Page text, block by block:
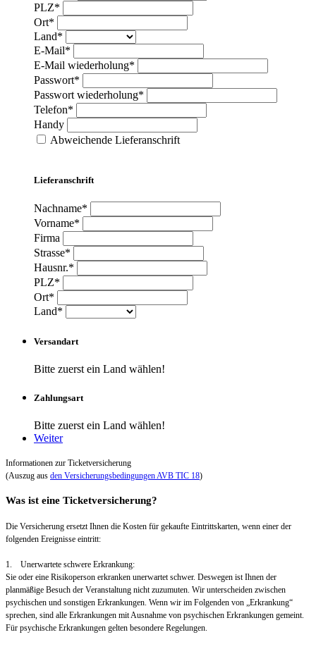
PLZ*
Ort*
Land*
E-Mail*
E-Mail wiederholung*
Passwort*
Passwort wiederholung*
Telefon*
Handy
Abweichende Lieferanschrift
Lieferanschrift
Nachname*
Vorname*
Firma
Strasse*
Hausnr.*
PLZ*
Ort*
Land*
Versandart
Bitte zuerst ein Land wählen!
Zahlungsart
Bitte zuerst ein Land wählen!
Weiter
Informationen zur Ticketversicherung
(Auszug aus den Versicherungsbedingungen AVB TIC 18)
Was ist eine Ticketversicherung?
Die Versicherung ersetzt Ihnen die Kosten für gekaufte Eintrittskarten, wenn einer der
folgenden Ereignisse eintritt:
1. Unerwartete schwere Erkrankung:
Sie oder eine Risikoperson erkranken unerwartet schwer. Deswegen ist Ihnen der
planmäßige Besuch der Veranstaltung nicht zuzumuten. Wir unterscheiden zwischen
psychischen und sonstigen Erkrankungen. Wenn wir im Folgenden von „Erkrankung“
sprechen, sind alle Erkrankungen mit Ausnahme von psychischen Erkrankungen gemeint.
Für psychische Erkrankungen gelten besondere Regelungen.